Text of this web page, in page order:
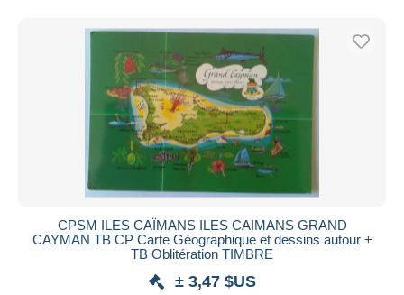
CPSM ILES CAÏMANS ILES CAIMANS GRAND
CAYMAN TB CP Carte Géographique et dessins autour +
TB Oblitération TIMBRE
± 3,47 $US